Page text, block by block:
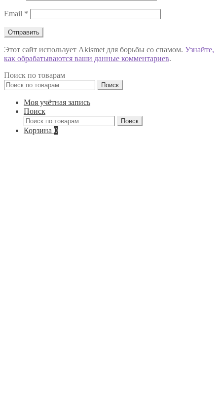
Email *
Этот сайт использует Akismet для борьбы со спамом. Узнайте,
как обрабатываются ваши данные комментариев.
Поиск по товарам
Искать:
Поиск
Моя учётная запись
Поиск
Искать:
Поиск
Корзина 0